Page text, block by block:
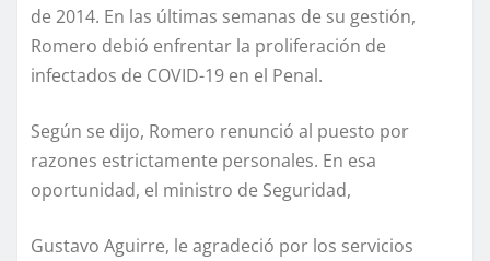
de 2014. En las últimas semanas de su gestión,
Romero debió enfrentar la proliferación de
infectados de COVID-19 en el Penal.
Según se dijo, Romero renunció al puesto por
razones estrictamente personales. En esa
oportunidad, el ministro de Seguridad,
Gustavo Aguirre, le agradeció por los servicios